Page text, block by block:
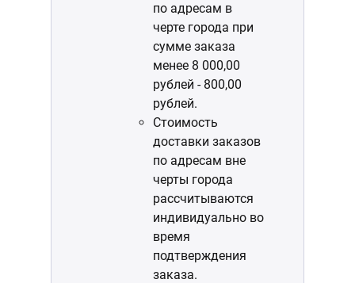
по адресам в
черте города при
сумме заказа
менее 8 000,00
рублей - 800,00
рублей.
Стоимость
доставки заказов
по адресам вне
черты города
рассчитываются
индивидуально во
время
подтверждения
заказа.